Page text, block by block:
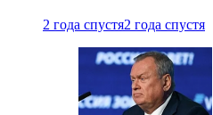
2 года спустя2 года спустя